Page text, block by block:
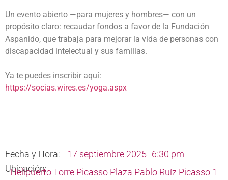
Un evento abierto —para mujeres y hombres— con un
propósito claro: recaudar fondos a favor de la Fundación
Aspanido, que trabaja para mejorar la vida de personas con
discapacidad intelectual y sus familias.
Ya te puedes inscribir aquí:
https://socias.wires.es/yoga.aspx
Fecha y Hora: 17 septiembre 2025 6:30 pm
Ubicación:
Helipuerto Torre Picasso Plaza Pablo Ruíz Picasso 1